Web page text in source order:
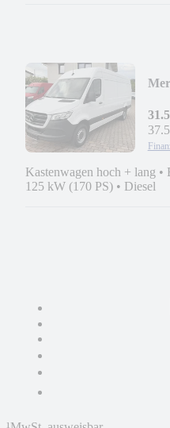
Kastenwagen hoch + lang •
125 kW (170 PS) • Diesel